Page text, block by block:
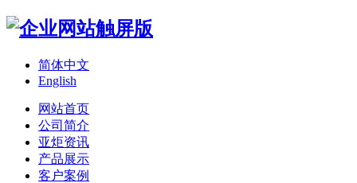
简体中文
English
网站首页
公司简介
亚炬资讯
产品展示
客户案例